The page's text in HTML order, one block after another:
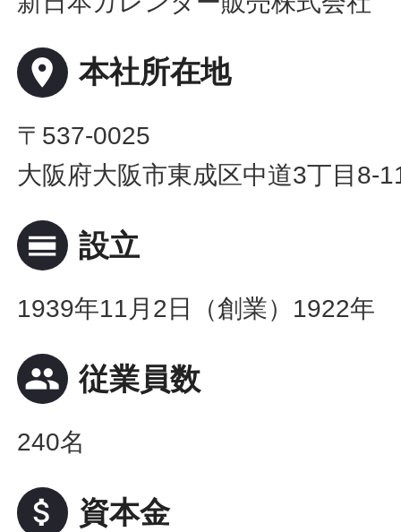
place 本社所在地
〒537-0025
大阪府大阪市東成区中道3丁目8-
calendar_view_day 設立
1939年11月2日（創業）1922年
people 従業員数
240名
attach_money 資本金